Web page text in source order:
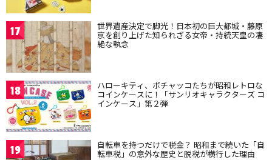
17 世界遺産決定で脚光！日本初の巨大都城・藤原
京を創り上げた知られざる女帝・持統天皇の凄
絶な執念
18 ハローキティ、ポチャッコたちが昭和レトロな
コインケースに！「サンリオキャラクターズ コ
インケース」第２弾
19 自転車を持つだけで税金？ 昭和まで続いた「自
転車税」の意外な歴史と脱税が横行した理由